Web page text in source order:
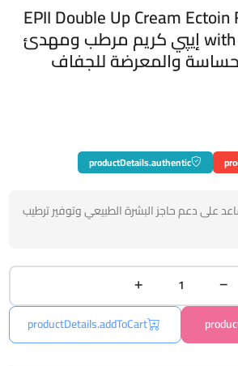
EPII Double Up Cream
with Panthenol 50ml إيپي كريم مرطب ومهدئ
والمعرضة للجفاف
productDetails.authentic
على دعم حاجز البشرة الطبيعي وتوفير ترطيب
productDetails.addToCart